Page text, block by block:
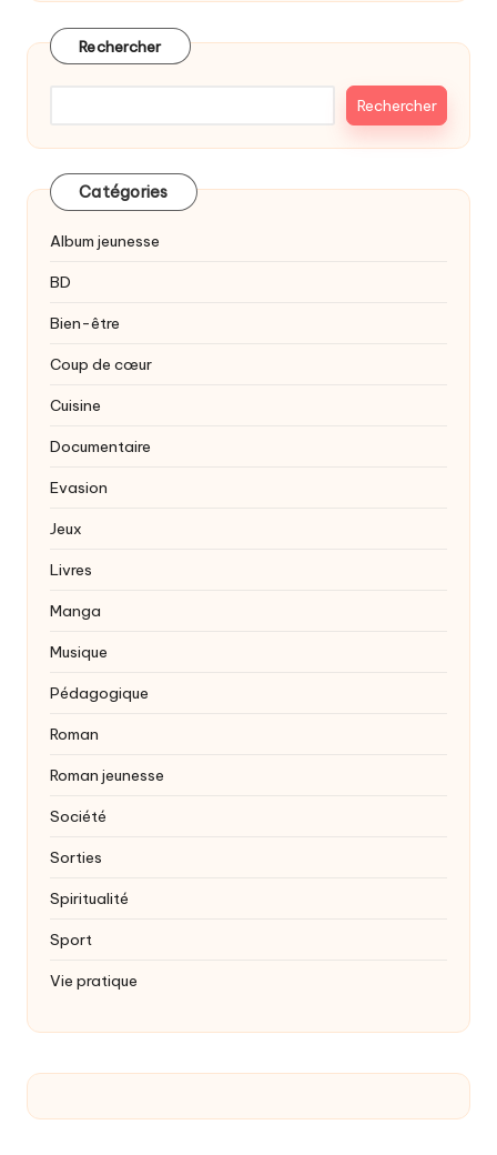
Rechercher
Rechercher
Catégories
Album jeunesse
BD
Bien-être
Coup de cœur
Cuisine
Documentaire
Evasion
Jeux
Livres
Manga
Musique
Pédagogique
Roman
Roman jeunesse
Société
Sorties
Spiritualité
Sport
Vie pratique